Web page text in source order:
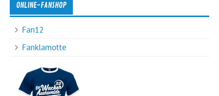
ONLINE-FANSHOP
Fan12
Fanklamotte